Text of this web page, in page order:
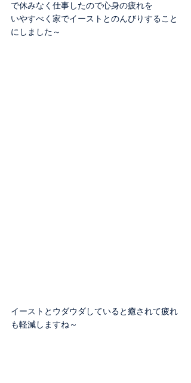
で休みなく仕事したので心身の疲れを
いやすべく家でイーストとのんびりすること
にしました～
イーストとウダウダしていると癒されて疲れ
も軽減しますね～